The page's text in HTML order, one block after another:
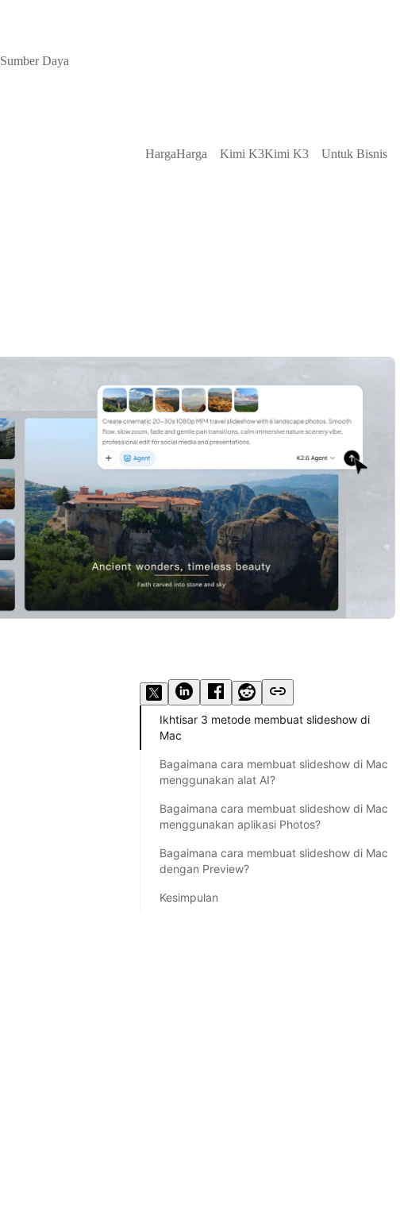
Sumber Daya
HargaHarga Kimi K3Kimi K3 Untuk Bisnis
Ikhtisar 3 metode membuat slideshow di
Mac
Bagaimana cara membuat slideshow di Mac
menggunakan alat AI?
Bagaimana cara membuat slideshow di Mac
menggunakan aplikasi Photos?
Bagaimana cara membuat slideshow di Mac
dengan Preview?
Kesimpulan